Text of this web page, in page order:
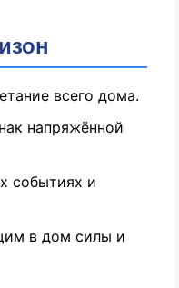
всего дома.
напряжённой
событиях и
в дом силы и